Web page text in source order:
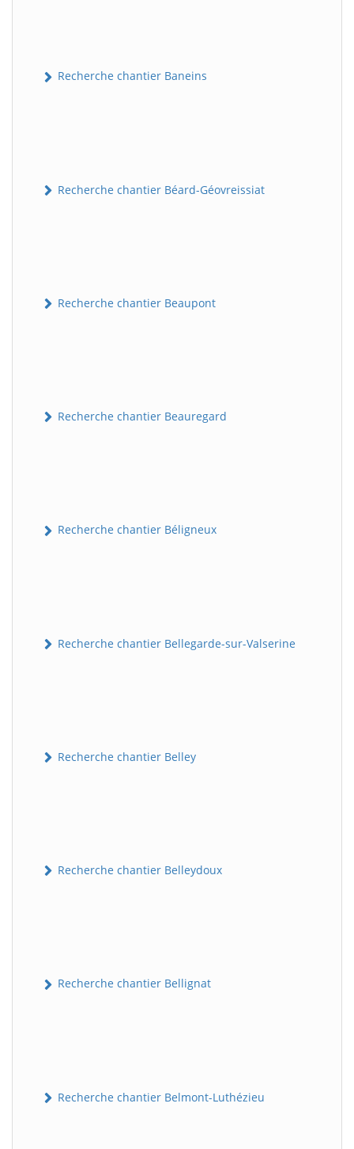
Recherche chantier Baneins
Recherche chantier Béard-Géovreissiat
Recherche chantier Beaupont
Recherche chantier Beauregard
Recherche chantier Béligneux
Recherche chantier Bellegarde-sur-Valserine
Recherche chantier Belley
Recherche chantier Belleydoux
Recherche chantier Bellignat
Recherche chantier Belmont-Luthézieu